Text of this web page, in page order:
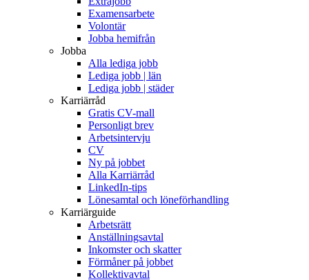
Examensarbete
Volontär
Jobba hemifrån
Jobba
Alla lediga jobb
Lediga jobb | län
Lediga jobb | städer
Karriärråd
Gratis CV-mall
Personligt brev
Arbetsintervju
CV
Ny på jobbet
Alla Karriärråd
LinkedIn-tips
Lönesamtal och löneförhandling
Karriärguide
Arbetsrätt
Anställningsavtal
Inkomster och skatter
Förmåner på jobbet
Kollektivavtal